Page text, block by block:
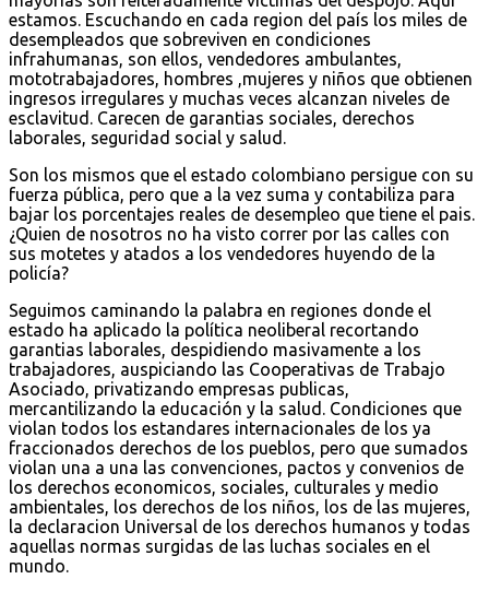
estamos. Escuchando en cada region del país los miles de
desempleados que sobreviven en condiciones
infrahumanas, son ellos, vendedores ambulantes,
mototrabajadores, hombres ,mujeres y niños que obtienen
ingresos irregulares y muchas veces alcanzan niveles de
esclavitud. Carecen de garantias sociales, derechos
laborales, seguridad social y salud.
Son los mismos que el estado colombiano persigue con su
fuerza pública, pero que a la vez suma y contabiliza para
bajar los porcentajes reales de desempleo que tiene el pais.
¿Quien de nosotros no ha visto correr por las calles con
sus motetes y atados a los vendedores huyendo de la
policía?
Seguimos caminando la palabra en regiones donde el
estado ha aplicado la política neoliberal recortando
garantias laborales, despidiendo masivamente a los
trabajadores, auspiciando las Cooperativas de Trabajo
Asociado, privatizando empresas publicas,
mercantilizando la educación y la salud. Condiciones que
violan todos los estandares internacionales de los ya
fraccionados derechos de los pueblos, pero que sumados
violan una a una las convenciones, pactos y convenios de
los derechos economicos, sociales, culturales y medio
ambientales, los derechos de los niños, los de las mujeres,
la declaracion Universal de los derechos humanos y todas
aquellas normas surgidas de las luchas sociales en el
mundo.